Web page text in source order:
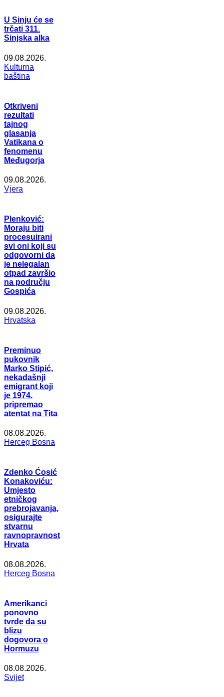
U Sinju će se
trčati 311.
Sinjska alka
09.08.2026.
Kulturna
baština
Otkriveni
rezultati
tajnog
glasanja
Vatikana o
fenomenu
Međugorja
09.08.2026.
Vjera
Plenković:
Moraju biti
procesuirani
svi oni koji su
odgovorni da
je nelegalan
otpad završio
na području
Gospića
09.08.2026.
Hrvatska
Preminuo
pukovnik
Marko Stipić,
nekadašnji
emigrant koji
je 1974.
pripremao
atentat na Tita
08.08.2026.
Herceg Bosna
Zdenko Ćosić
Konakoviću:
Umjesto
etničkog
prebrojavanja,
osigurajte
stvarnu
ravnopravnost
Hrvata
08.08.2026.
Herceg Bosna
Amerikanci
ponovno
tvrde da su
blizu
dogovora o
Hormuzu
08.08.2026.
Svijet